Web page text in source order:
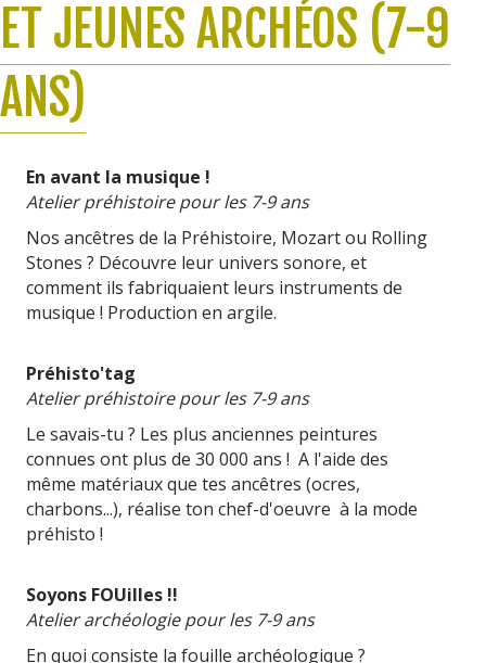
ET JEUNES ARCHÉOS (7-9
ANS)
En avant la musique !
Atelier préhistoire pour les 7-9 ans
Nos ancêtres de la Préhistoire, Mozart ou Rolling
Stones ? Découvre leur univers sonore, et
comment ils fabriquaient leurs instruments de
musique ! Production en argile.
Préhisto'tag
Atelier préhistoire pour les 7-9 ans
Le savais-tu ? Les plus anciennes peintures
connues ont plus de 30 000 ans ! A l'aide des
même matériaux que tes ancêtres (ocres,
charbons...), réalise ton chef-d'oeuvre à la mode
préhisto !
Soyons FOUilles !!
Atelier archéologie pour les 7-9 ans
En quoi consiste la fouille archéologique ?